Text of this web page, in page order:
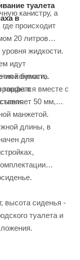
туалета
в
канистру, а
происходит
20 литров
жидкости.
идут
компоста.
торфа в
бумаги,
вместе с
50 мм,
манжетой.
длины, в
для
высота сиденья -
туалета и